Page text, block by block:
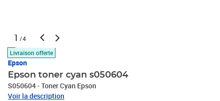
1 /4
Livraison offerte
Epson
Epson toner cyan s050604
S050604 - Toner Cyan Epson
Voir la description